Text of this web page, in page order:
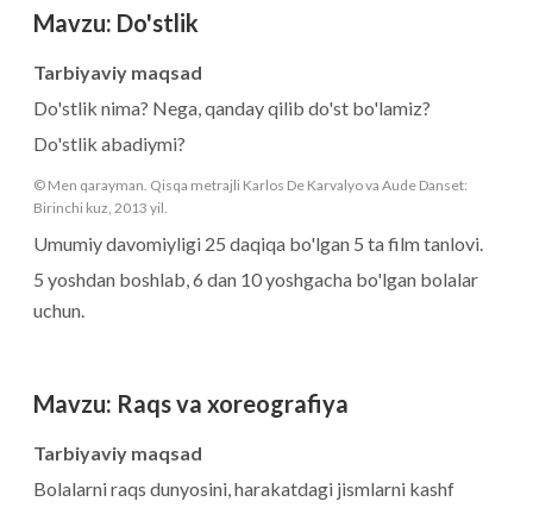
Mavzu: Do'stlik
Tarbiyaviy maqsad
Do'stlik nima? Nega, qanday qilib do'st bo'lamiz?
Do'stlik abadiymi?
© Men qarayman. Qisqa metrajli Karlos De Karvalyo va Aude Danset:
Birinchi kuz, 2013 yil.
Umumiy davomiyligi 25 daqiqa bo'lgan 5 ta film tanlovi.
5 yoshdan boshlab, 6 dan 10 yoshgacha bo'lgan bolalar
uchun.
Mavzu: Raqs va xoreografiya
Tarbiyaviy maqsad
Bolalarni raqs dunyosini, harakatdagi jismlarni kashf